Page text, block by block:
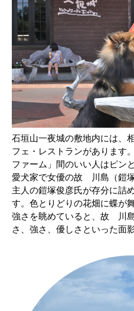
石垣山一夜城の敷地内には、
フェ・レストランがあります
ファーム」間のいい人はピン
愛犬家で女優の故 川島（鎧
主人の鎧塚俊彦氏が存分に詰
す。色とりどりの花畑に蝶が
強さを眺めていると、故 川
さ、強さ、優しさといった面